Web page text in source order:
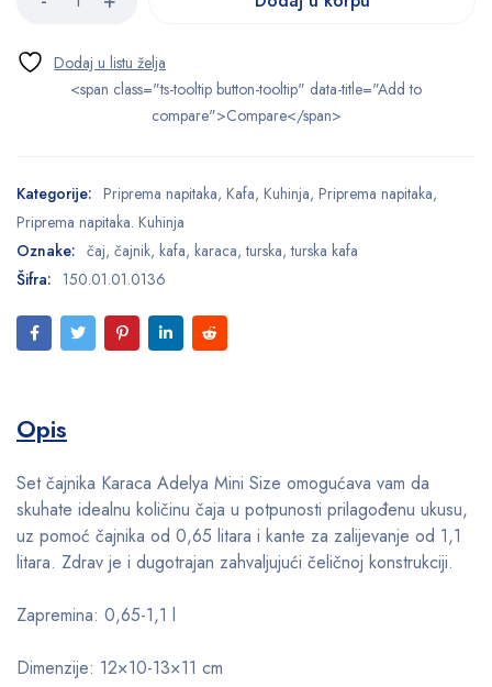
<span class="ts-tooltip button-tooltip" data-title="Add to
compare">Compare</span>
Kategorije: Priprema napitaka, Kafa, Kuhinja, Priprema napitaka,
Priprema napitaka. Kuhinja
Oznake: čaj, čajnik, kafa, karaca,turska,turska kafa
Šifra: 150.01.01.0136
Opis
Set čajnika Karaca Adelya Mini Size omogućava vam da
skuhate idealnu količinu čaja u potpunosti prilagođenu ukusu,
uz pomoć čajnika od 0,65 litara i kante za zalijevanje od 1,1
litara. Zdrav je i dugotrajan zahvaljujući čeličnoj konstrukciji.
Zapremina: 0,65-1,1 l
Dimenzije: 12×10-13×11 cm